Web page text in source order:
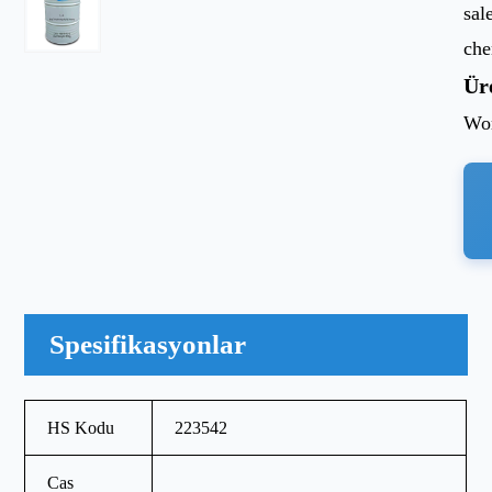
Spesifikasyonlar
HS Kodu 223542
Cas